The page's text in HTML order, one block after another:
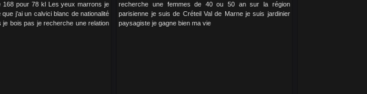
168 pour 78 kl Les yeux marrons je
j'ai un calvici blanc de nationalité
je bois pas je recherche une relation
recherche une femmes de 40 ou 50 an sur la région
parisienne je suis de Créteil Val de Marne je suis jardinier
paysagiste je gagne bien ma vie